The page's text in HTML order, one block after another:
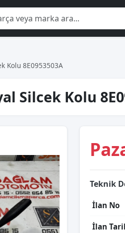
Kolu 8E0953503A
Silcek Kolu
Teknik
İlan No
İlan